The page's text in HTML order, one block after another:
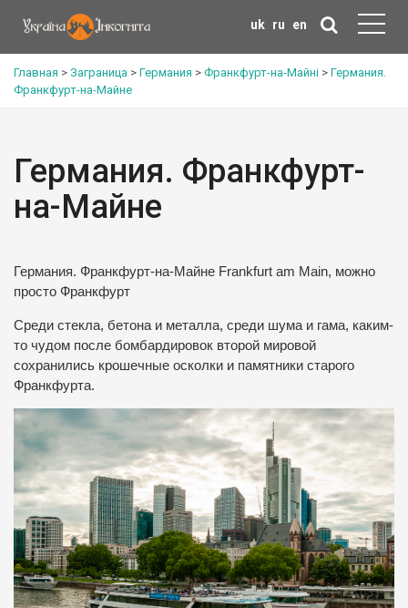
uk ru en
Главная > Заграница > Германия > Франкфурт-на-Майні > Германия.
Франкфурт-на-Майне
Германия. Франкфурт-
на-Майне
Германия. Франкфурт-на-Майне Frankfurt am Main, можно
просто Франкфурт
Среди стекла, бетона и металла, среди шума и гама, каким-
то чудом после бомбардировок второй мировой
сохранились крошечные осколки и памятники старого
Франкфурта.